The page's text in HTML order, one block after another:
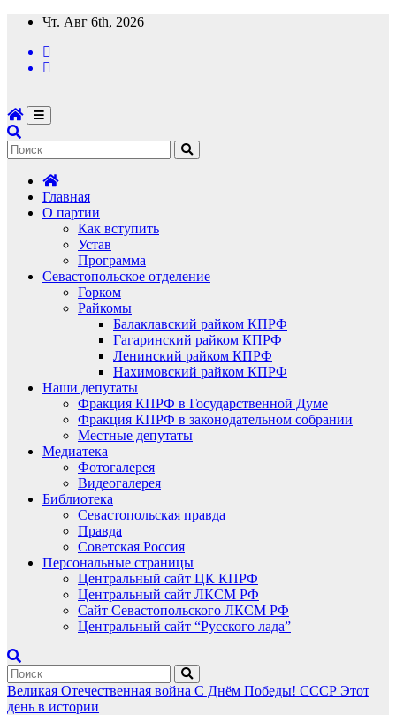
Перейти
содержимому
Чт. Авг 6th, 2026
Главная
О партии
Как вступить
Устав
Программа
Севастопольское отделение
Горком
Райкомы
Балаклавский райком КПРФ
Гагаринский райком КПРФ
Ленинский райком КПРФ
Нахимовский райком КПРФ
Наши депутаты
Фракция КПРФ в Государственной Думе
Фракция КПРФ в законодательном собрании
Местные депутаты
Медиатека
Фотогалерея
Видеогалерея
Библиотека
Севастопольская правда
Правда
Советская Россия
Персональные страницы
Центральный сайт ЦК КПРФ
Центральный сайт ЛКСМ РФ
Сайт Севастопольского ЛКСМ РФ
Центральный сайт “Русского лада”
Великая Отечественная война С Днём Победы! СССР Этот
день в истории